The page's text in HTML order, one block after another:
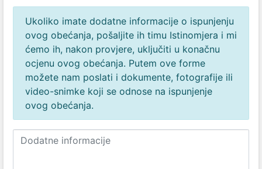
Ukoliko imate dodatne informacije o ispunjenju
ovog obećanja, pošaljite ih timu Istinomjera i mi
ćemo ih, nakon provjere, uključiti u konačnu
ocjenu ovog obećanja. Putem ove forme
možete nam poslati i dokumente, fotografije ili
video-snimke koji se odnose na ispunjenje
ovog obećanja.